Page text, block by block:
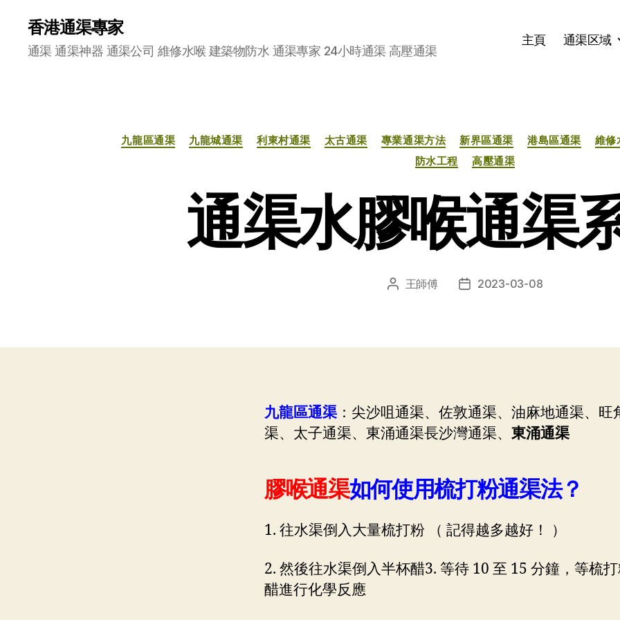
香港通渠專家
通渠 通渠神器 通渠公司 維修水喉 建築物防水 通渠專家 24小時通渠 高壓通渠
主頁 通渠区域
分
类
九龍區通渠 九龍城通渠 利東村通渠 太古通渠 專業通渠方法 新界區通渠 港島區通渠 維修
防水工程
高壓通渠
通渠水膠喉通渠
文 王師傅
发 2023-03-08
九龍區通渠 ：尖沙咀通渠、佐敦通渠、油麻地通渠、旺
渠、太子通渠、東涌通渠長沙灣通渠、 東涌通渠
膠喉通渠如何使用梳打粉通渠法？
1. 往水渠倒入大量梳打粉 （ 記得越多越好！ ）
2. 然後往水渠倒入半杯醋3. 等待 10 至 15 分鐘，等梳
醋進行化學反應